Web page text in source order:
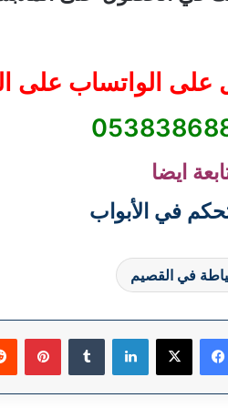
على الواتساب على
ايضا
في الأبواب
في القصيم
فيسبوك ‫X لينكدإن